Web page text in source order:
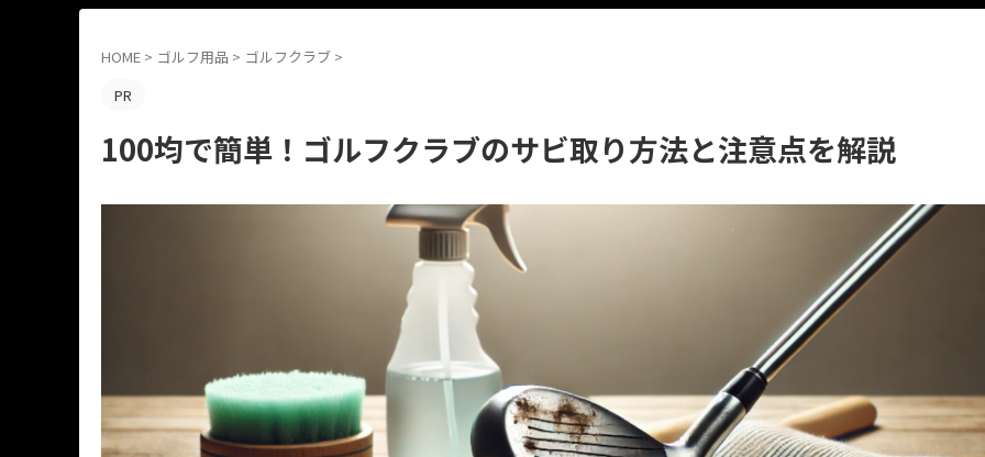
HOME > ゴルフ用品 > ゴルフクラブ >
PR
100均で簡単！ゴルフクラブのサビ取り方法と注意点を解説